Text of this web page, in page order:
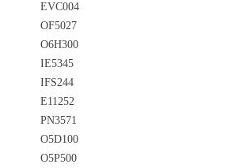
EVC004
OF5027
O6H300
IE5345
IFS244
E11252
PN3571
O5D100
O5P500